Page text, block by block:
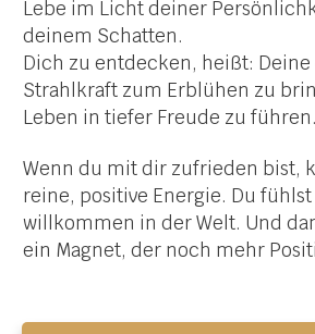
Lebe im Licht deiner
deinem Schatten.
Dich zu entdecken, heißt:
Strahlkraft zum Erblühen zu
Leben in tiefer Freude zu führen.
Wenn du mit dir zufrieden bist,
reine, positive Energie. Du
willkommen in der Welt. Und
ein Magnet, der noch mehr